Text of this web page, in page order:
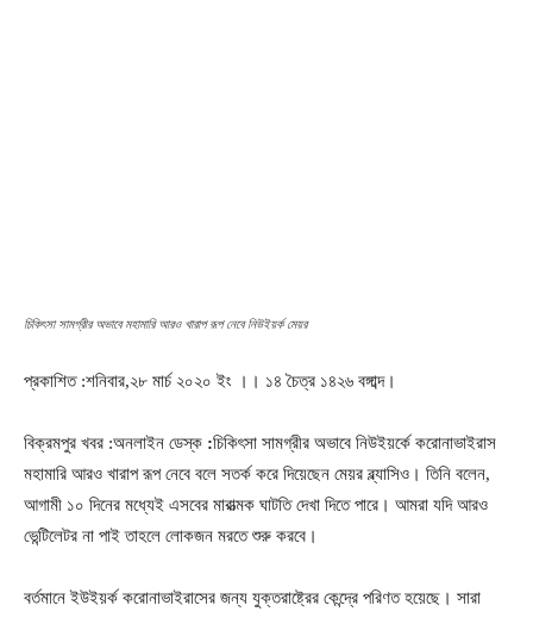
চিকিৎসা সামগ্রীর অভাবে মহামারি আরও খারাপ রূপ নেবে নিউইয়র্ক মেয়র
প্রকাশিত :শনিবার,২৮ মার্চ ২০২০ ইং ।। ১৪ চৈত্র ১৪২৬ বঙ্গাব্দ।
বিক্রমপুর খবর :অনলাইন ডেস্ক :চিকিৎসা সামগ্রীর অভাবে নিউইয়র্কে করোনাভাইরাস
মহামারি আরও খারাপ রূপ নেবে বলে সতর্ক করে দিয়েছেন মেয়র ব্ল্যাসিও। তিনি বলেন,
আগামী ১০ দিনের মধ্যেই এসবের মারাত্মক ঘাটতি দেখা দিতে পারে। আমরা যদি আরও
ভেন্টিলেটর না পাই তাহলে লোকজন মরতে শুরু করবে।
বর্তমানে ইউইয়র্ক করোনাভাইরাসের জন্য যুক্তরাষ্ট্রের কেন্দ্রে পরিণত হয়েছে। সারা